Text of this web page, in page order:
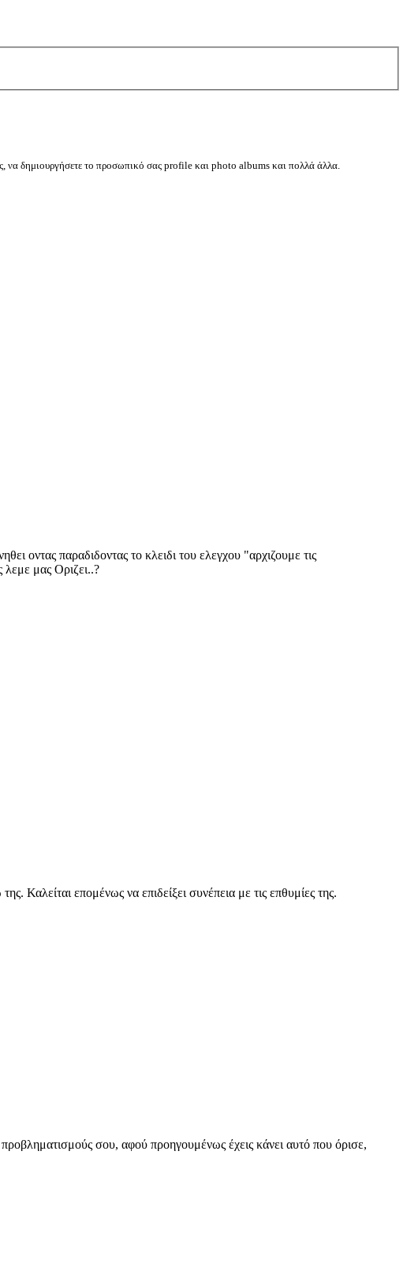
να δημιουργήσετε το προσωπικό σας profile και photo albums και πολλά άλλα.
οντας παραδιδοντας το κλειδι του ελεγχου "αρχιζουμε τις
λεμε μας Οριζει..?
Καλείται επομένως να επιδείξει συνέπεια με τις επθυμίες της.
σου, αφού προηγουμένως έχεις κάνει αυτό που όρισε,